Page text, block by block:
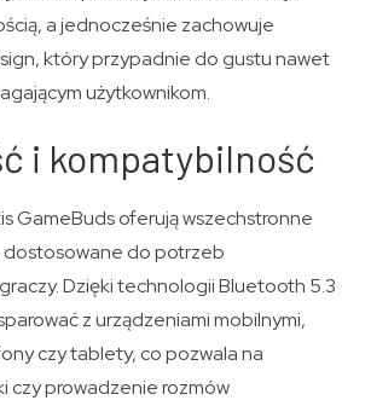
a jednocześnie zachowuje
który przypadnie do gustu nawet
użytkownikom.
i kompatybilność
GameBuds oferują wszechstronne
dostosowane do potrzeb
Dzięki technologii Bluetooth 5.3
z urządzeniami mobilnymi,
czy tablety, co pozwala na
czy prowadzenie rozmów